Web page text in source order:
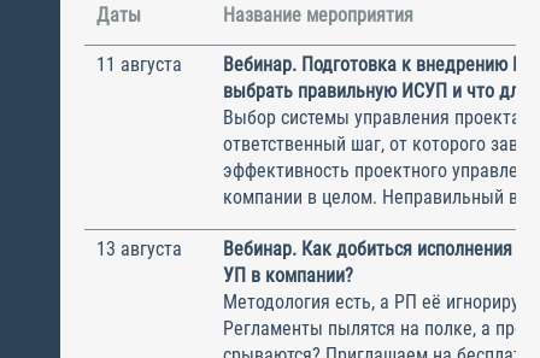
Даты Название мероприятия
11 августа
Вебинар. Подготовка к внедрению
выбрать правильную ИСУП и что для
Выбор системы управления
ответственный шаг, от которого
эффективность проектного
компании в целом. Неправильный
13 августа
Вебинар. Как добиться исполнения
УП в компании?
Методология есть, а РП её
Регламенты пылятся на полке, а